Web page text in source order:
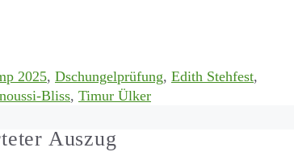
2025, Dschungelprüfung, Edith Stehfest,
Bliss, Timur Ülker
Auszug